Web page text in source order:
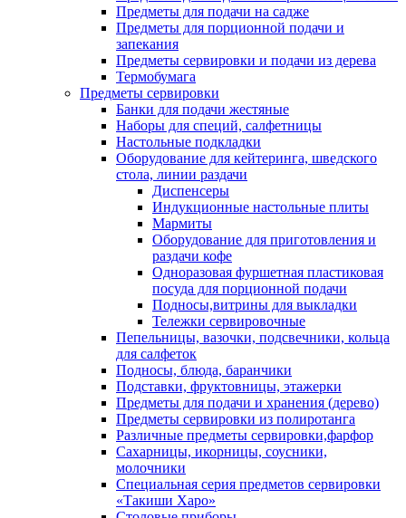
Предметы для подачи на садже
Предметы для порционной подачи и
запекания
Предметы сервировки и подачи из дерева
Термобумага
Предметы сервировки
Банки для подачи жестяные
Наборы для специй, салфетницы
Настольные подкладки
Оборудование для кейтеринга, шведского
стола, линии раздачи
Диспенсеры
Индукционные настольные плиты
Мармиты
Оборудование для приготовления и
раздачи кофе
Одноразовая фуршетная пластиковая
посуда для порционной подачи
Подносы,витрины для выкладки
Тележки сервировочные
Пепельницы, вазочки, подсвечники, кольца
для салфеток
Подносы, блюда, баранчики
Подставки, фруктовницы, этажерки
Предметы для подачи и хранения (дерево)
Предметы сервировки из полиротанга
Различные предметы сервировки,фарфор
Сахарницы, икорницы, соусники,
молочники
Специальная серия предметов сервировки
«Такиши Харо»